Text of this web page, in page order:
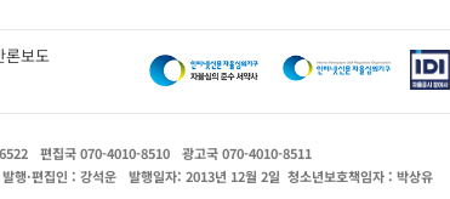
론보도
편집국 070-4010-8510
광고국 070-4010-8511
발행·편집인 : 강석운 발행일자: 2013년 12월 2일 청소년보호책임자 : 박상유